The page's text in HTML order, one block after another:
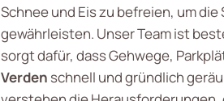
Schnee und Eis zu befreien, um
gewährleisten. Unser Team ist
sorgt dafür, dass Gehwege,
Verden schnell und gründlich